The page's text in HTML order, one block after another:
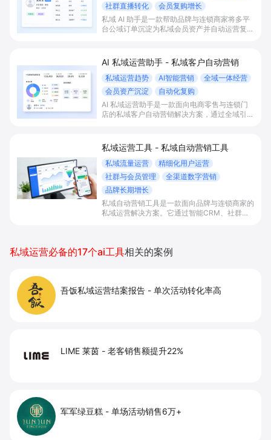
社群直播转化
会员复购增长
私域 AI 助手是一款帮助品牌与连锁商家将多平
台公域订单沉淀为私域会员资产并自动运营复购
实现精细化私域复购运营，提升会员复购率与整
体经营效率。
AI 私域运营助手 - 私域客户自动营销
私域运营趋势 AI智能营销
全域一体经营
会员资产沉淀
自动化复购
AI 私域运营助手是一款面向电商零售与连锁门
店的私域客户自动营销解决方案，通过全域引流
助商家提升运营效率与复购率。
私域运营工具 - 私域自动营销工具
私域流量运营
精细化用户运营
社群与会员管理
全渠道数字营销
品牌长期增长
私域自动营销工具是一款面向品牌与连锁商家的
私域运营解决方案。它通过智能CRM、社群与
私域运营必备的17个ai工具相关的案例
吾饭私域运营结案报告 - 单次活动转化率高
LIME 莱茵 - 老客销售额提升22%
军军绿豆糕 - 单场活动销售6万+